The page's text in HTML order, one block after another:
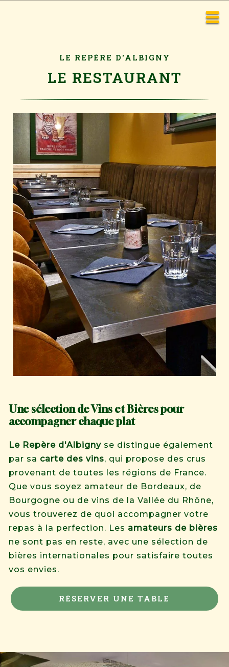
LE REPÈRE D'ALBIGNY
LE RESTAURANT
Une sélection de Vins et Bières pour
accompagner chaque plat
Le Repère d'Albignyse distingue également
par sa carte des vins, qui propose des crus
provenant de toutes les régions de France.
Que vous soyez amateur de Bordeaux, de
Bourgogne ou de vins de la Vallée du Rhône,
vous trouverez de quoi accompagner votre
repas à la perfection. Les amateurs de bières
ne sont pas en reste, avec une sélection de
bières internationales pour satisfaire toutes
vos envies.
RÉSERVER UNE TABLE